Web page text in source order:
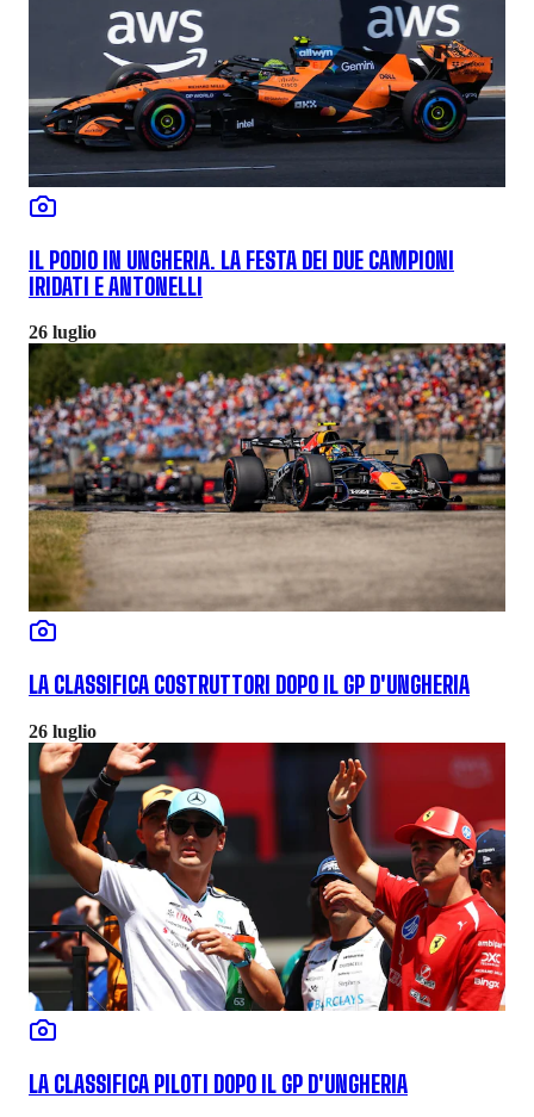
IL PODIO IN UNGHERIA. LA FESTA DEI DUE CAMPIONI
IRIDATI E ANTONELLI
26 luglio
LA CLASSIFICA COSTRUTTORI DOPO IL GP D'UNGHERIA
26 luglio
LA CLASSIFICA PILOTI DOPO IL GP D'UNGHERIA